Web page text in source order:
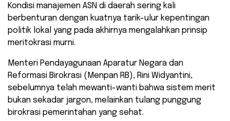
​Kondisi manajemen ASN di daerah sering kali
berbenturan dengan kuatnya tarik-ulur kepentingan
politik lokal yang pada akhirnya mengalahkan prinsip
meritokrasi murni.
Menteri Pendayagunaan Aparatur Negara dan
Reformasi Birokrasi (Menpan RB), Rini Widyantini,
sebelumnya telah mewanti-wanti bahwa sistem merit
bukan sekadar jargon, melainkan tulang punggung
birokrasi pemerintahan yang sehat.